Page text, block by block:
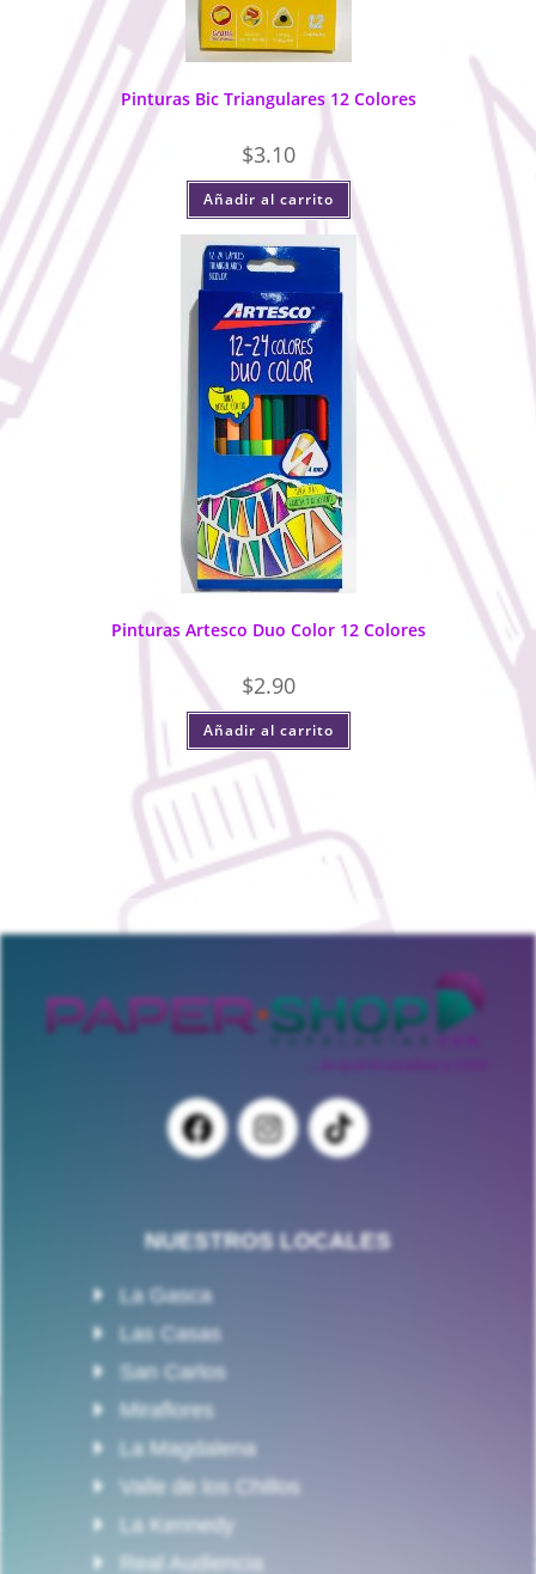
Pinturas Bic Triangulares 12 Colores
$3.10
Añadir al carrito
Pinturas Artesco Duo Color 12 Colores
$2.90
Añadir al carrito
NUESTROS LOCALES
La Gasca
Las Casas
San Carlos
Miraflores
La Magdalena
Valle de los Chillos
La Kennedy
Real Audiencia